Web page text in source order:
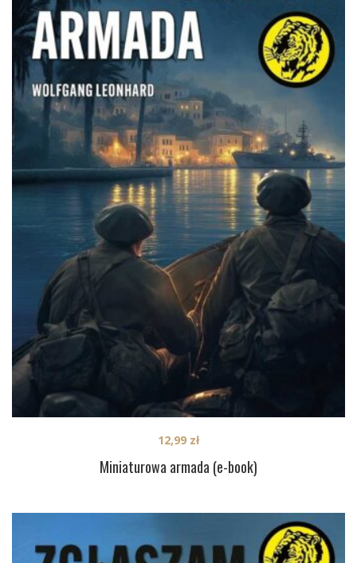
Miniaturowa armada (e-book)
12,99 zł